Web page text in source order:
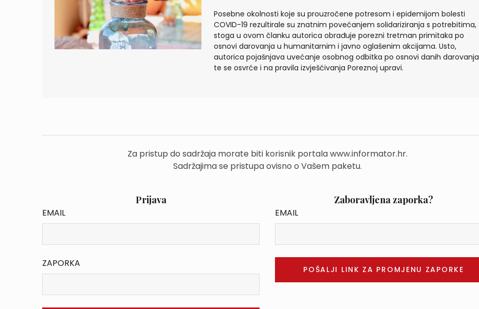
Posebne okolnosti koje su prouzročene potresom i epidemijom bolesti
COVID-19 rezultirale su znatnim povećanjem solidariziranja s potrebitima,
stoga u ovom članku autorica obrađuje porezni tretman primitaka po
osnovi darovanja u humanitarnim i javno oglašenim akcijama. Usto,
autorica pojašnjava uvećanje osobnog odbitka po osnovi danih darovanja
te se osvrće i na pravila izvješćivanja Poreznoj upravi.
Za pristup do sadržaja morate biti korisnik portala www.informator.hr.
Sadržajima se pristupa ovisno o Vašem paketu.
Prijava
EMAIL
ZAPORKA
Zaboravljena zaporka?
EMAIL